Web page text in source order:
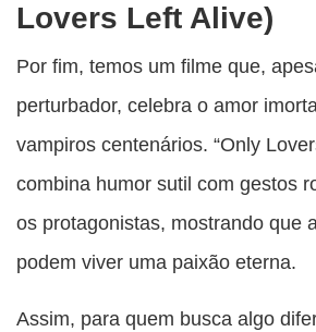
Lovers Left Alive)
Por fim, temos um filme que,
perturbador, celebra o amor
vampiros centenários. “Only
combina humor sutil com gestos
os protagonistas, mostrando que
podem viver uma paixão eterna.
Assim, para quem busca algo